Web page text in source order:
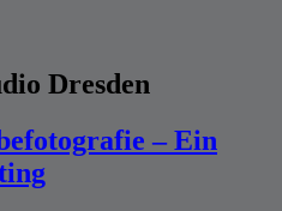
Dresden
– Ein